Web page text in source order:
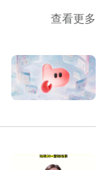
查看更多